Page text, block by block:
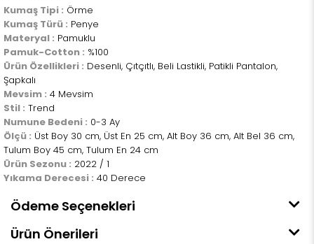
Kumaş Tipi : Örme
Kumaş Türü : Penye
Materyal : Pamuklu
Pamuk-Cotton : %100
Ürün Özellikleri : Desenli, Çıtçıtlı, Beli Lastikli, Patikli Pantalon,
Şapkalı
Mevsim : 4 Mevsim
Stil : Trend
Numune Bedeni : 0-3 Ay
Ölçü : Üst Boy 30 cm, Üst En 25 cm, Alt Boy 36 cm, Alt Bel 36 cm,
Tulum Boy 45 cm, Tulum En 24 cm
Ürün Sezonu : 2022 / 1
Yıkama Derecesi : 40 Derece
Ödeme Seçenekleri
Ürün Önerileri